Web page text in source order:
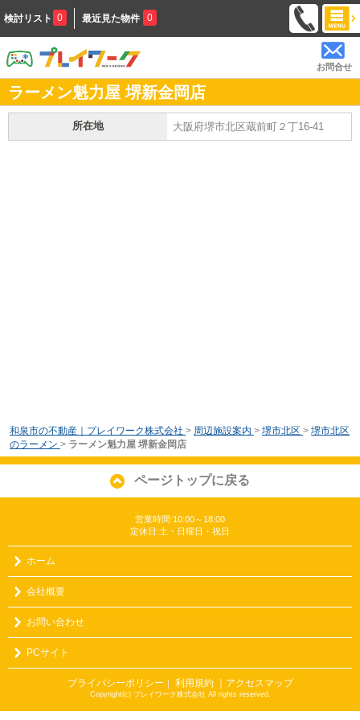
検討リスト 0 最近見た物件 0
お問合せ
ラーメン魁力屋 堺新金岡店
所在地 大阪府堺市北区蔵前町２丁16-41
和泉市の不動産｜プレイワーク株式会社 > 周辺施設案内 > 堺市北区 > 堺市北区
のラーメン > ラーメン魁力屋 堺新金岡店
ページトップに戻る
営業時間:10:00～18:00
定休日:土・日曜日・祝日
ホーム
会社概要
お問い合わせ
PCサイト
プライバシーポリシー ｜ 利用規約 ｜アクセスマップ
Copyright(c) プレイワーク株式会社 All rights reserved.